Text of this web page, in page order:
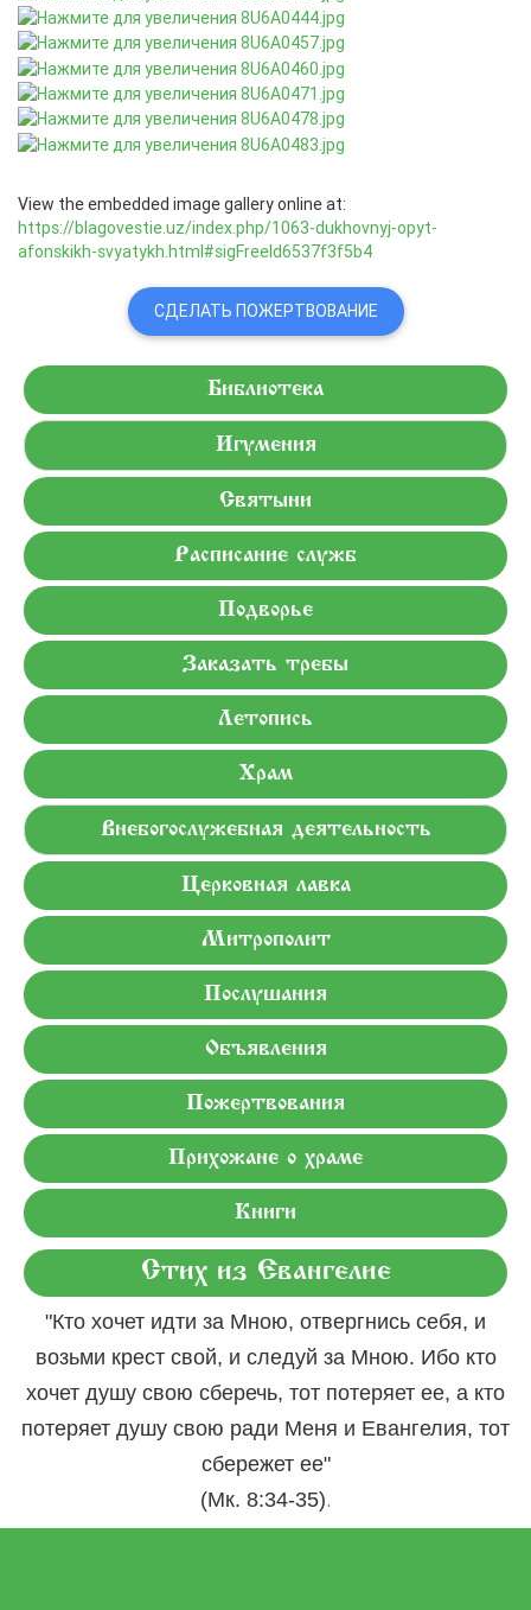
View the embedded image gallery online at:
https://blagovestie.uz/index.php/1063-dukhovnyj-opyt-
afonskikh-svyatykh.html#sigFreeId6537f3f5b4
СДЕЛАТЬ ПОЖЕРТВОВАНИЕ
Библиотека
Игумения
Святыни
Расписание служб
Подворье
Заказать требы
Летопись
Храм
Внебогослужебная деятельность
Церковная лавка
Митрополит
Послушания
Объявления
Пожертвования
Прихожане о храме
Книги
Стих из Евангелие
"Кто хочет идти за Мною, отвергнись себя, и
возьми крест свой, и следуй за Мною. Ибо кто
хочет душу свою сберечь, тот потеряет ее, а кто
потеряет душу свою ради Меня и Евангелия, тот
сбережет ее"
(Мк. 8:34-35).